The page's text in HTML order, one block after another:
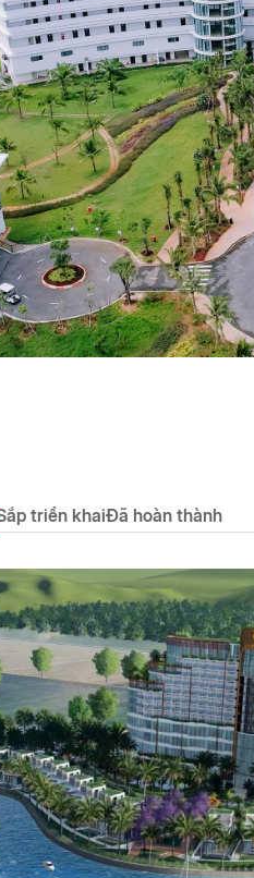
triển khaiĐã hoàn thành